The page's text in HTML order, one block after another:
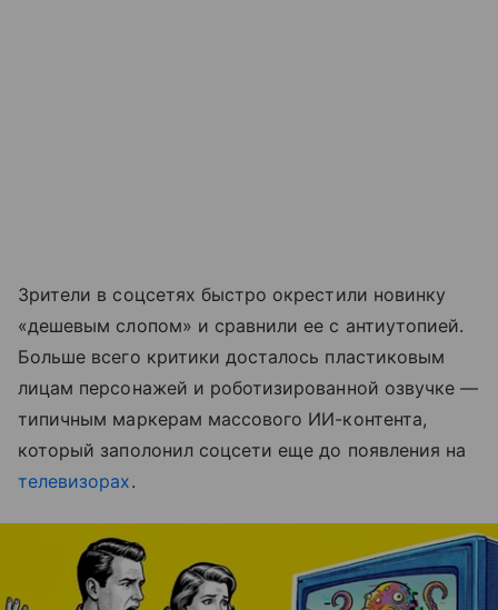
Зрители в соцсетях быстро окрестили новинку
«дешевым слопом» и сравнили ее с антиутопией.
Больше всего критики досталось пластиковым
лицам персонажей и роботизированной озвучке —
типичным маркерам массового ИИ-контента,
который заполонил соцсети еще до появления на
телевизорах.